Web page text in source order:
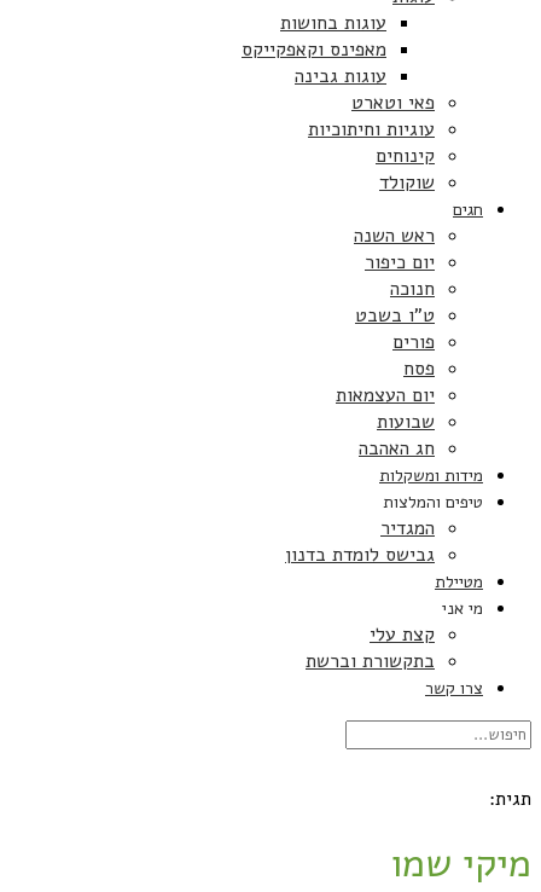
עוגות בחושות
מאפינס וקאפקייקס
עוגות גבינה
פאי וטארט
עוגיות וחיתוכיות
קינוחים
שוקולד
חגים
ראש השנה
יום כיפור
חנוכה
ט”ו בשבט
פורים
פסח
יום העצמאות
שבועות
חג האהבה
מידות ומשקלות
טיפים והמלצות
המגדיר
גבישס לומדת בדנון
מטיילת
מי אני
קצת עלי
בתקשורת וברשת
צרו קשר
תגית:
מיקי שמו